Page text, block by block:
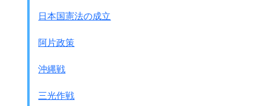
ありましたではなく、完全否定は出来ないので
お願いしてくださいと言うことです。
ただ感染拡大を考えると
心配なら注意して使うのはかまわないと思いますが、
そこで日本の厚生省でも
アスピリンが中止になりました。
でも完全に減らない
と言うことになって。
日本国憲法の成立
阿片政策
沖縄戦
三光作戦